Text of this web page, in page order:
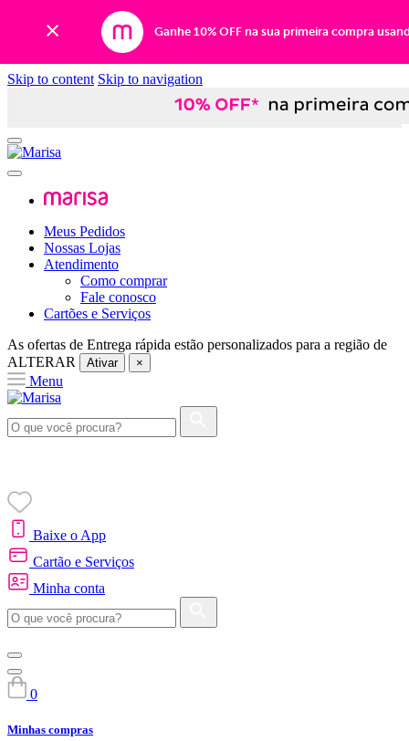
Ganhe 10% OFF na sua primeira compra
Skip to content Skip to navigation
Meus Pedidos
Nossas Lojas
Atendimento
Como comprar
Fale conosco
Cartões e Serviços
As ofertas de Entrega rápida estão personalizados para a região de
ALTERAR
Ativar ×
Menu
Baixe o App
Cartão e Serviços
Minha conta
0
Minhas compras